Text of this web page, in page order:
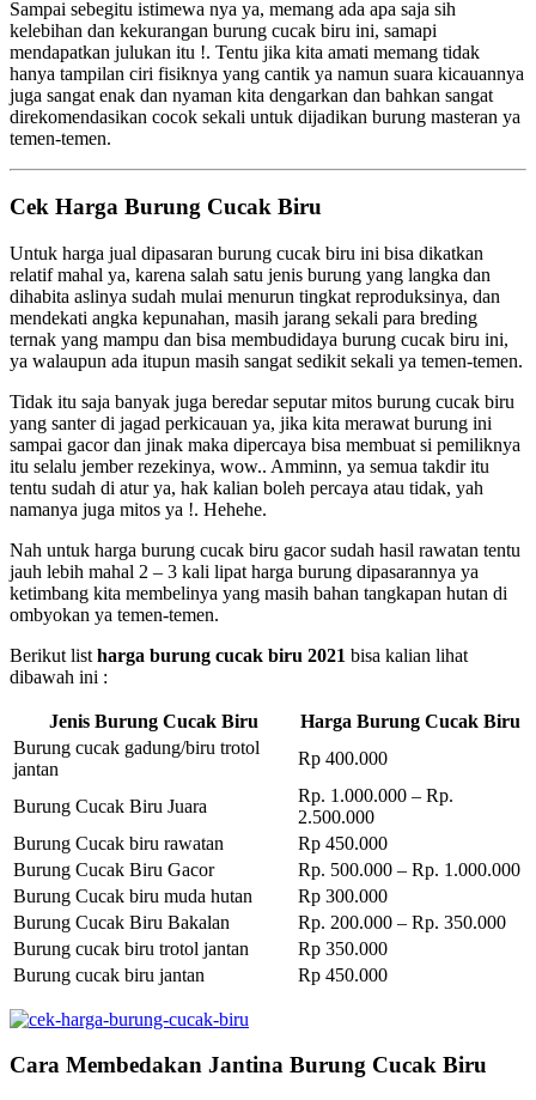
Sampai sebegitu istimewa nya ya, memang ada apa saja sih
kelebihan dan kekurangan burung cucak biru ini, samapi
mendapatkan julukan itu !. Tentu jika kita amati memang tidak
hanya tampilan ciri fisiknya yang cantik ya namun suara kicauannya
juga sangat enak dan nyaman kita dengarkan dan bahkan sangat
direkomendasikan cocok sekali untuk dijadikan burung masteran ya
temen-temen.
Cek Harga Burung Cucak Biru
Untuk harga jual dipasaran burung cucak biru ini bisa dikatkan
relatif mahal ya, karena salah satu jenis burung yang langka dan
dihabita aslinya sudah mulai menurun tingkat reproduksinya, dan
mendekati angka kepunahan, masih jarang sekali para breding
ternak yang mampu dan bisa membudidaya burung cucak biru ini,
ya walaupun ada itupun masih sangat sedikit sekali ya temen-temen.
Tidak itu saja banyak juga beredar seputar mitos burung cucak biru
yang santer di jagad perkicauan ya, jika kita merawat burung ini
sampai gacor dan jinak maka dipercaya bisa membuat si pemiliknya
itu selalu jember rezekinya, wow.. Amminn, ya semua takdir itu
tentu sudah di atur ya, hak kalian boleh percaya atau tidak, yah
namanya juga mitos ya !. Hehehe.
Nah untuk harga burung cucak biru gacor sudah hasil rawatan tentu
jauh lebih mahal 2 – 3 kali lipat harga burung dipasarannya ya
ketimbang kita membelinya yang masih bahan tangkapan hutan di
ombyokan ya temen-temen.
Berikut list harga burung cucak biru 2021 bisa kalian lihat
dibawah ini :
Jenis Burung Cucak Biru
Harga Burung Cucak Biru
Burung cucak gadung/biru trotol
jantan
Rp 400.000
Burung Cucak Biru Juara
Rp. 1.000.000 – Rp.
2.500.000
Burung Cucak biru rawatan
Rp 450.000
Burung Cucak Biru Gacor
Rp. 500.000 – Rp. 1.000.000
Burung Cucak biru muda hutan
Rp 300.000
Burung Cucak Biru Bakalan
Rp. 200.000 – Rp. 350.000
Burung cucak biru trotol jantan
Rp 350.000
Burung cucak biru jantan
Rp 450.000
Cara Membedakan Jantina Burung Cucak Biru